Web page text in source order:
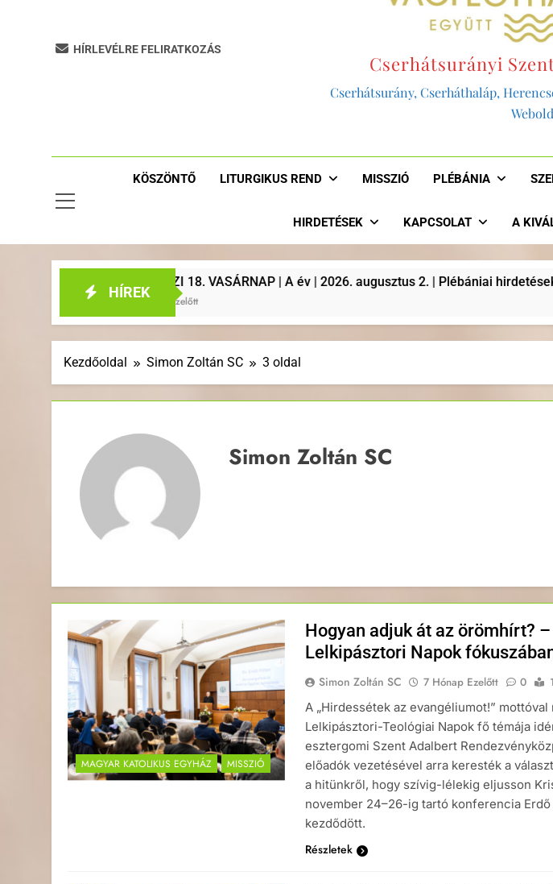
Cserhátsurányi
Cserhátsurány, Cserháthaláp,
HÍRLEVÉLRE FELIRATKOZÁS
KÖSZÖNTŐ LITURGIKUS REND MISSZIÓ PLÉBÁNIA
HIRDETÉSEK KAPCSOLAT A
HÍREK
18. VASÁRNAP | A év | 2026. augusztus 2. | Plébániai hirdetések, liturgikus események
Kezdőoldal Simon Zoltán SC 3 oldal
Simon Zoltán SC
MAGYAR KATOLIKUS EGYHÁZ MISSZIÓ
Hogyan adjuk át az örömhírt?
Lelkipásztori Napok
Simon Zoltán SC 7 Hónap Ezelőtt 0
A „Hirdessétek az evangéliumot!”
Lelkipásztori-Teológiai Napok fő témája
esztergomi Szent Adalbert
előadók vezetésével arra keresték a
a hitünkről, hogy szívig-lélekig eljusson
november 24–26-ig tartó konferencia Erdő
kezdődött.
Részletek